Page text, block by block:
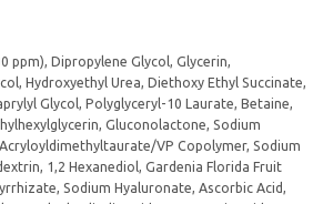
ppm), Dipropylene Glycol, Glycerin,
Hydroxyethyl Urea, Diethoxy Ethyl Succinate,
Glycol, Polyglyceryl-10 Laurate, Betaine,
Gluconolactone, Sodium
VP Copolymer, Sodium
1,2 Hexanediol, Gardenia Florida Fruit
Sodium Hyaluronate, Ascorbic Acid,